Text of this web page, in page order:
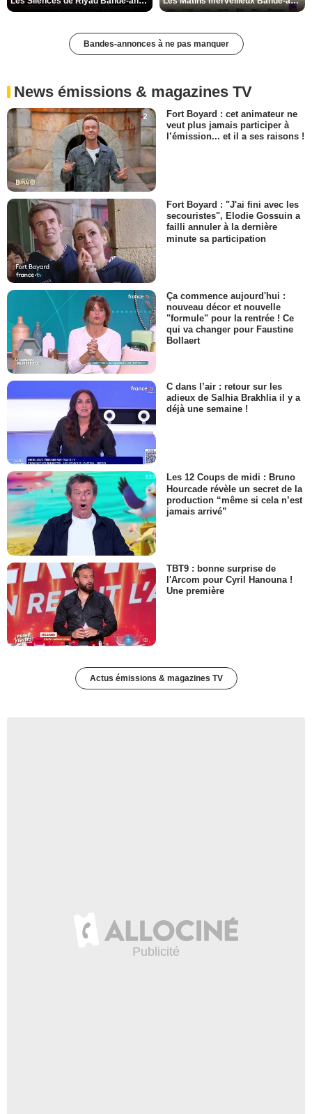
Bandes-annonces à ne pas manquer
News émissions & magazines TV
Fort Boyard : cet animateur ne
veut plus jamais participer à
l’émission... et il a ses raisons !
Fort Boyard : "J'ai fini avec les
secouristes", Elodie Gossuin a
failli annuler à la dernière
minute sa participation
Ça commence aujourd'hui :
nouveau décor et nouvelle
"formule" pour la rentrée ! Ce
qui va changer pour Faustine
Bollaert
C dans l’air : retour sur les
adieux de Salhia Brakhlia il y a
déjà une semaine !
Les 12 Coups de midi : Bruno
Hourcade révèle un secret de la
production “même si cela n’est
jamais arrivé”
TBT9 : bonne surprise de
l'Arcom pour Cyril Hanouna !
Une première
Actus émissions & magazines TV